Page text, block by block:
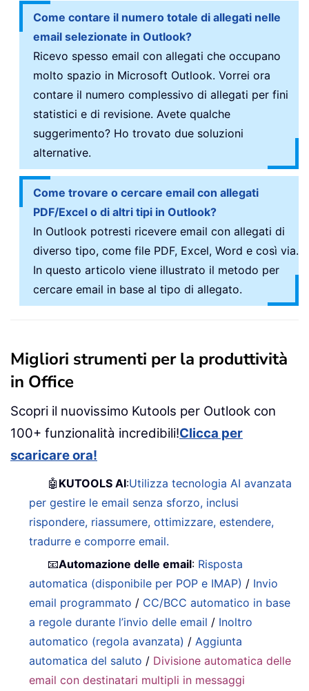
Come contare il numero totale di allegati nelle
email selezionate in Outlook?
Ricevo spesso email con allegati che occupano
molto spazio in Microsoft Outlook. Vorrei ora
contare il numero complessivo di allegati per fini
statistici e di revisione. Avete qualche
suggerimento? Ho trovato due soluzioni
alternative.
Come trovare o cercare email con allegati
PDF/Excel o di altri tipi in Outlook?
In Outlook potresti ricevere email con allegati di
diverso tipo, come file PDF, Excel, Word e così via.
In questo articolo viene illustrato il metodo per
cercare email in base al tipo di allegato.
Migliori strumenti per la produttività
in Office
Scopri il nuovissimo Kutools per Outlook con
100+ funzionalità incredibili!Clicca per
scaricare ora!
🤖 KUTOOLS AI:Utilizza tecnologia AI avanzata
per gestire le email senza sforzo, inclusi
rispondere, riassumere, ottimizzare, estendere,
tradurre e comporre email.
📧Automazione delle email: Risposta
automatica (disponibile per POP e IMAP) / Invio
email programmato / CC/BCC automatico in base
a regole durante l’invio delle email / Inoltro
automatico (regola avanzata) / Aggiunta
automatica del saluto / Divisione automatica delle
email con destinatari multipli in messaggi